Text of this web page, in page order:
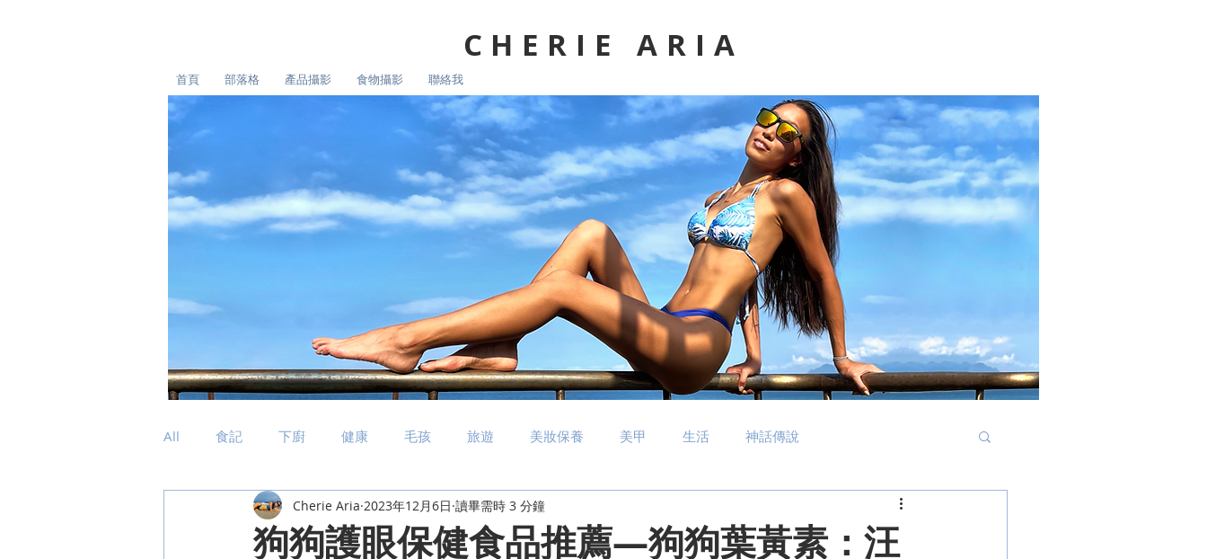
CHERIE ARIA
All 食記 下廚 健康 毛孩 旅遊 美妝保養 美甲 生活 神話傳說
狗狗護眼保健食品推薦—狗狗葉黃素：汪
Cherie Aria 2023年12月6日 讀畢需時 3 分鐘
首頁 部落格 產品攝影 食物攝影 聯絡我